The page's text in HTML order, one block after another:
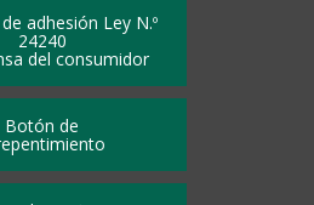
adhesión Ley N.º
24240
del consumidor
Botón de